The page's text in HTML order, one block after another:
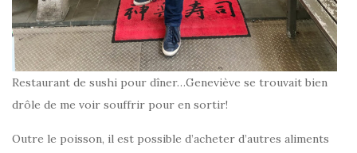
Restaurant de sushi pour dîner…Geneviève se trouvait bien
drôle de me voir souffrir pour en sortir!
Outre le poisson, il est possible d’acheter d’autres aliments